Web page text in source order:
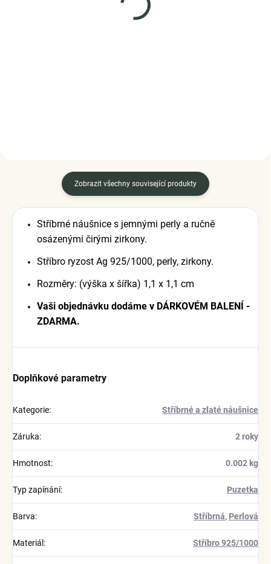
Zobrazit všechny související produkty
Stříbrné náušnice s jemnými perly a ručně
osázenými čirými zirkony.
Stříbro ryzost Ag 925/1000, perly, zirkony.
Rozměry: (výška x šířka) 1,1 x 1,1 cm
Vaši objednávku dodáme v DÁRKOVÉM BALENÍ -
ZDARMA.
Doplňkové parametry
Kategorie: Stříbrné a zlaté náušnice
Záruka: 2 roky
Hmotnost: 0.002 kg
Typ zapínání: Puzetka
Barva: Stříbrná, Perlová
Materiál : Stříbro 925/1000